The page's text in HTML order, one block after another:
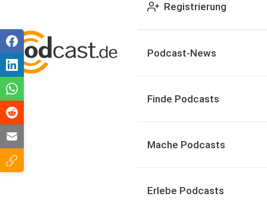
Registrierung
Podcast-News
Finde Podcasts
Mache Podcasts
Erlebe Podcasts